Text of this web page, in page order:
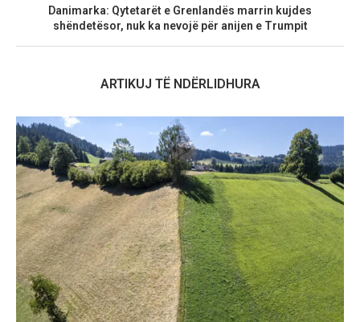
Danimarka: Qytetarët e Grenlandës marrin kujdes
shëndetësor, nuk ka nevojë për anijen e Trumpit
ARTIKUJ TË NDËRLIDHURA